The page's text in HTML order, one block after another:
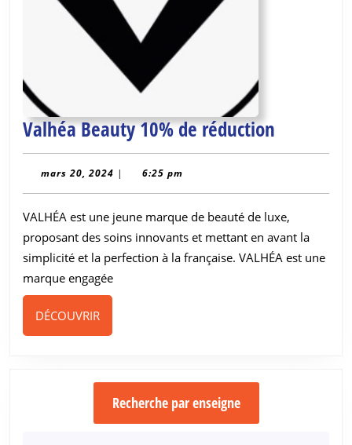
Valhéa Beauty 10% de réduction
Beauty
de
réduction
mars 20, 2024 mars
| 6:25 pm
VALHÉA est une jeune marque de beauté de luxe,
proposant des soins innovants et mettant en avant la
simplicité et la perfection à la française. VALHÉA est une
marque engagée
DÉCOUVRIRDÉCOUVRIR
Recherche par enseigne